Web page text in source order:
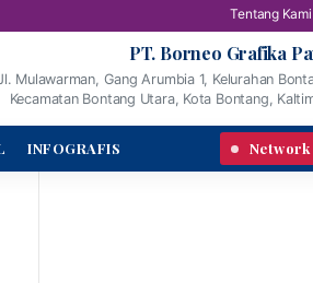
Tentang Kami
PT. Borneo Grafika
Mulawarman, Gang Arumbia 1, Kelurahan
Kecamatan Bontang Utara, Kota Bontang,
INFOGRAFIS Network